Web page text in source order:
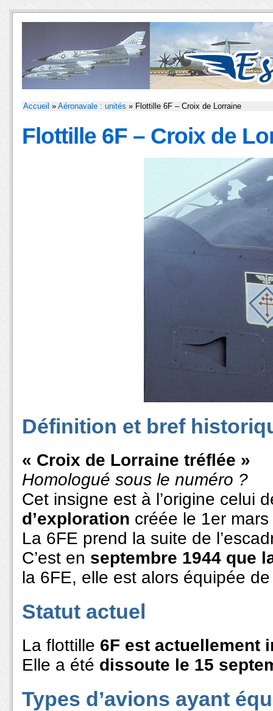
Accueil » Aéronavale : unités » Flottille 6F – Croix de Lorraine
Flottille 6F – Croix de
Définition et bref
« Croix de Lorraine tréflée »
Homologué sous le numéro ?
Cet insigne est à l’origine celui
d’exploration créée le 1er
La 6FE prend la suite de
C’est en septembre 1944 que
la 6FE, elle est alors équipée
Statut actuel
La flottille 6F est actuellement
Elle a été dissoute le 15
Types d’avions ayant